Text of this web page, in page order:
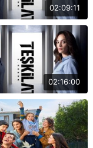
02:09:11
02:16:00